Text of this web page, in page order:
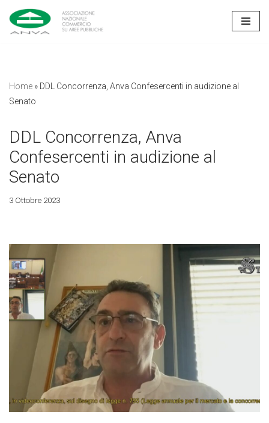
Vai
Home » DDL Concorrenza, Anva Confesercenti in audizione al
Senato
DDL Concorrenza, Anva
Confesercenti in audizione al
Senato
3 Ottobre 2023